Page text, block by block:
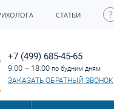
СТАТЬИ
+7 (499) 685-45-65
9:00 – 18:00 по будним дням
ЗАКАЗАТЬ ОБРАТНЫЙ ЗВОНОК